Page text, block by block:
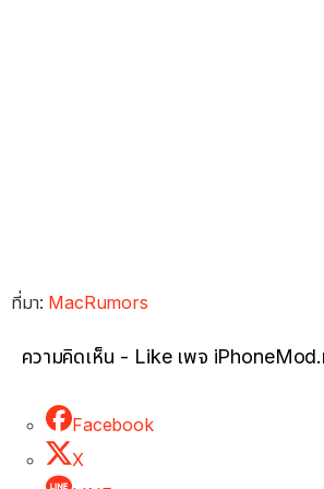
ที่มา: MacRumors
ความคิดเห็น - Like เพจ
Facebook
X